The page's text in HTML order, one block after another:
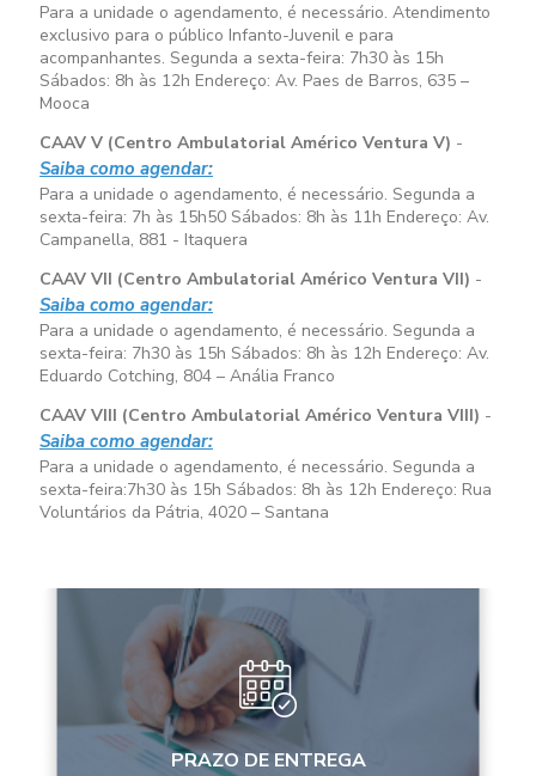
Para a unidade o agendamento, é necessário. Atendimento
exclusivo para o público Infanto-Juvenil e para
acompanhantes. Segunda a sexta-feira: 7h30 às 15h
Sábados: 8h às 12h Endereço: Av. Paes de Barros, 635 –
Mooca
CAAV V (Centro Ambulatorial Américo Ventura V) -
Saiba como agendar:
Para a unidade o agendamento, é necessário. Segunda a
sexta-feira: 7h às 15h50 Sábados: 8h às 11h Endereço: Av.
Campanella, 881 - Itaquera
CAAV VII (Centro Ambulatorial Américo Ventura VII) -
Saiba como agendar:
Para a unidade o agendamento, é necessário. Segunda a
sexta-feira: 7h30 às 15h Sábados: 8h às 12h Endereço: Av.
Eduardo Cotching, 804 – Anália Franco
CAAV VIII (Centro Ambulatorial Américo Ventura VIII) -
Saiba como agendar:
Para a unidade o agendamento, é necessário. Segunda a
sexta-feira:7h30 às 15h Sábados: 8h às 12h Endereço: Rua
Voluntários da Pátria, 4020 – Santana
PRAZO DE ENTREGA